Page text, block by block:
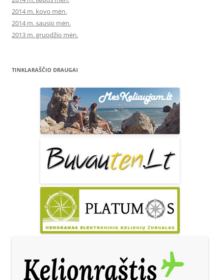
2014 m. kovo mėn.
2014 m. sausio mėn.
2013 m. gruodžio mėn.
TINKLARAŠČIO DRAUGAI